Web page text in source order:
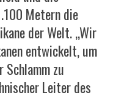
Metern die
der Welt. „Wir
entwickelt, um
Schlamm zu
Leiter des